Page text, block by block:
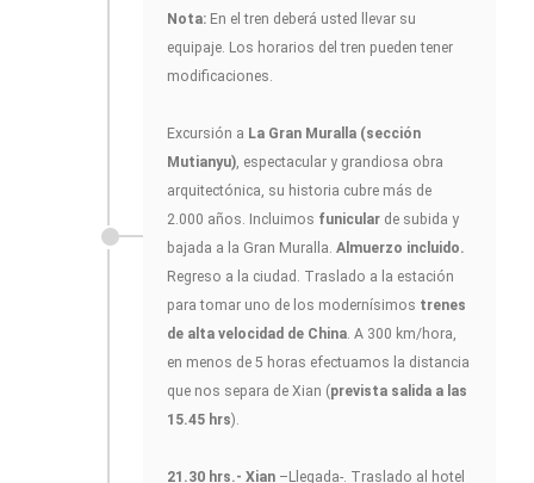
Nota: En el tren deberá usted llevar su
equipaje. Los horarios del tren pueden tener
modificaciones.
Excursión a La Gran Muralla (sección
Mutianyu) , espectacular y grandiosa obra
arquitectónica, su historia cubre más de
2.000 años. Incluimos funicular de subida y
bajada a la Gran Muralla. Almuerzo incluido.
Regreso a la ciudad. Traslado a la estación
para tomar uno de los modernísimos trenes
de alta velocidad de China . A 300 km/hora,
en menos de 5 horas efectuamos la distancia
que nos separa de Xian (prevista salida a las
15.45 hrs).
21.30 hrs.- Xian –Llegada-. Traslado al hotel